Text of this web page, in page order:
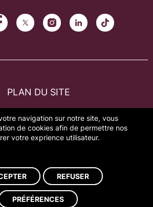
navigation sur notre site, vous
de cookies afin de permettre nos
votre exprience utilisateur.
REFUSER
PRÉFÉRENCES
PLAN DU SITE
LÉGALES
DES COOKIES
du site : ads-COM